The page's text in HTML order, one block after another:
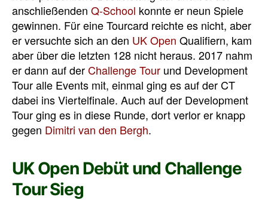
anschließenden Q-School konnte er neun Spiele
gewinnen. Für eine Tourcard reichte es nicht, aber
er versuchte sich an den UK Open Qualifiern, kam
aber über die letzten 128 nicht heraus. 2017 nahm
er dann auf derChallenge Tour und Development
Tour alle Events mit, einmal ging es auf der CT
dabei ins Viertelfinale. Auch auf der Development
Tour ging es in diese Runde, dort verlor er knapp
gegen Dimitri van den Bergh.
UK Open Debüt und Challenge
Tour Sieg